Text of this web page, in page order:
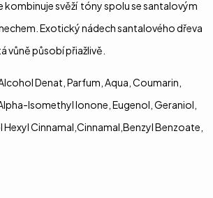
kombinuje svěží tóny spolu se santalovým
Exotický nádech santalového dřeva
vůně působí přiažlivě.
Denat, Parfum, Aqua, Coumarin,
Isomethyl Ionone, Eugenol, Geraniol,
Cinnamal,Cinnamal,Benzyl Benzoate,